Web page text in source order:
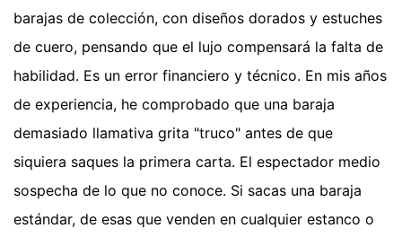
barajas de colección, con diseños dorados y estuches
de cuero, pensando que el lujo compensará la falta de
habilidad. Es un error financiero y técnico. En mis años
de experiencia, he comprobado que una baraja
demasiado llamativa grita "truco" antes de que
siquiera saques la primera carta. El espectador medio
sospecha de lo que no conoce. Si sacas una baraja
estándar, de esas que venden en cualquier estanco o